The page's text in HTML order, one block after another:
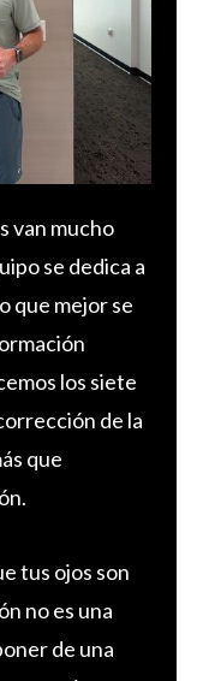
van mucho
se dedica a
que mejor se
los siete
de la
que
tus ojos son
no es una
de una